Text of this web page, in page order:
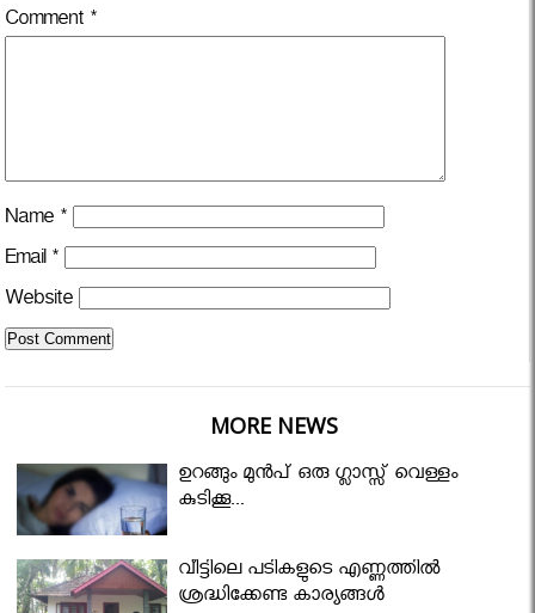
Comment *
Name *
Email *
Website
MORE NEWS
ഉറങ്ങും മുന്‍പ് ഒരു ഗ്ലാസ്സ് വെള്ളം
കുടിക്കൂ...
വീട്ടിലെ പടികളുടെ എണ്ണത്തിൽ
ശ്രദ്ധിക്കേണ്ട കാര്യങ്ങൾ